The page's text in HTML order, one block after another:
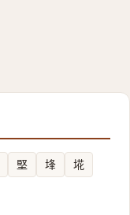
堅 埄
埖